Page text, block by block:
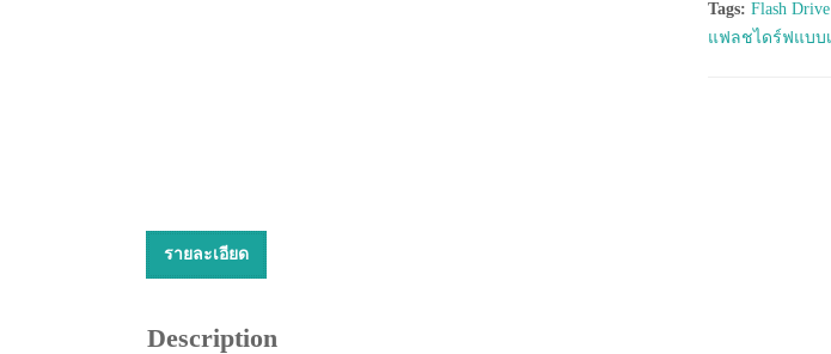
Tags: Flash
แฟลชไดร์ฟแบบ
รายละเอียด
Description